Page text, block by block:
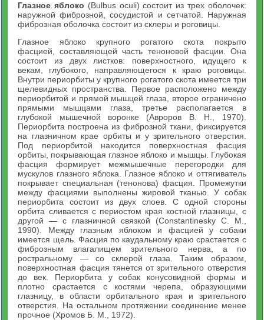
Глазное яблоко (Bulbus oculi) состоит из трех оболочек:
наружной фиброзной, сосудистой и сетчатой. Наружная
фиброзная оболочка состоит из склеры и роговицы.
Глазное яблоко крупного рогатого скота покрыто
фасцией, составляющей часть теноновой фасции. Она
состоит из двух листков: поверхностного, идущего к
векам, глубокого, направляющегося к краю роговицы.
Внутри периорбиты у крупного рогатого скота имеется три
щелевидных пространства. Первое расположено между
периорбитой и прямой мышцей глаза, второе ограничено
прямыми мышцами глаза, третье располагается в
глубокой мышечной воронке (Авроров В. Н., 1970).
Периорбита построена из фиброзной ткани, фиксируется
на глазничном крае орбиты и у зрительного отверстия.
Под периорбитой находится поверхностная фасция
орбиты, покрывающая глазное яблоко и мышцы. Глубокая
фасция формирует межмышечные перегородки для
мускулов глазного яблока. Глазное яблоко и оттягиватель
покрывает специальная (тенонова) фасция. Промежутки
между фасциями выполнены жировой тканью. У собак
периорбита состоит из двух слоев. С одной стороны
орбита сливается с периостом края костной глазницы, с
другой — с глазничной связкой (Constantinesky С. М.,
1990). Между глазным яблоком и фасцией у собаки
имеется щель. Фасция по каудальному краю срастается с
фиброзным влагалищем зрительного нерва, а по
ростральному — со склерой глаза. Таким образом,
поверхностная фасция тянется от зрительного отверстия
до век. Периорбита у собак конусовидной формы и
плотно срастается с костями черепа, образующими
глазницу, в области орбитального края и зрительного
отверстия. На остальном протяжении соединение менее
прочное (Хромов Б. М., 1972).